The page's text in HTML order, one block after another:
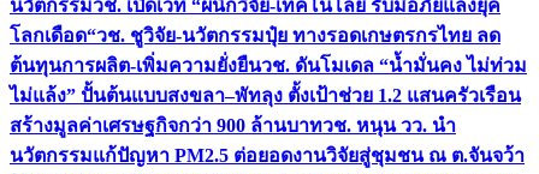
นวัตกรรมวช. เปิดเวที “ผนึกวิจัย-เทคโนโลยี รับมือภัยแล้งยุค
โลกเดือด“วช. ชูวิจัย-นวัตกรรมปุ๋ย ทางรอดเกษตรกรไทย ลด
ต้นทุนการผลิต-เพิ่มความยั่งยืนวช. ดันโมเดล “น้ำมั่นคง ไม่ท่วม
ไม่แล้ง” ปั้นต้นแบบสงขลา–พัทลุง ตั้งเป้าช่วย 1.2 แสนครัวเรือน
สร้างมูลค่าเศรษฐกิจกว่า 900 ล้านบาทวช. หนุน วว. นำ
นวัตกรรมแก้ปัญหา PM2.5 ต่อยอดงานวิจัยสู่ชุมชน ณ ต.จันจว้า